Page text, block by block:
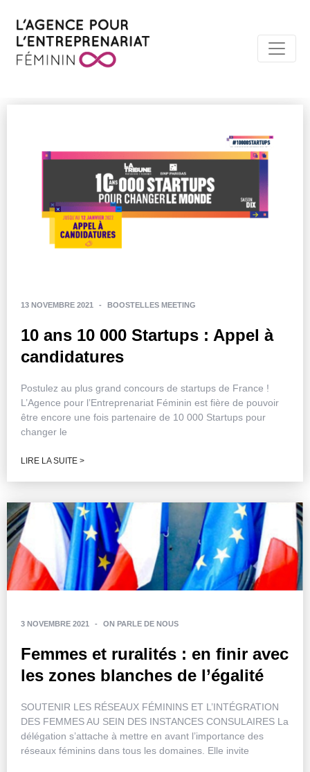
13 NOVEMBRE 2021 - BOOSTELLES MEETING
10 ans 10 000 Startups : Appel à
candidatures
Postulez au plus grand concours de startups de France !
L’Agence pour l’Entreprenariat Féminin est fière de pouvoir
être encore une fois partenaire de 10 000 Startups pour
changer le
LIRE LA SUITE >
3 NOVEMBRE 2021 - ON PARLE DE NOUS
Femmes et ruralités : en finir avec
les zones blanches de l’égalité
SOUTENIR LES RÉSEAUX FÉMININS ET L’INTÉGRATION
DES FEMMES AU SEIN DES INSTANCES CONSULAIRES La
délégation s’attache à mettre en avant l’importance des
réseaux féminins dans tous les domaines. Elle invite